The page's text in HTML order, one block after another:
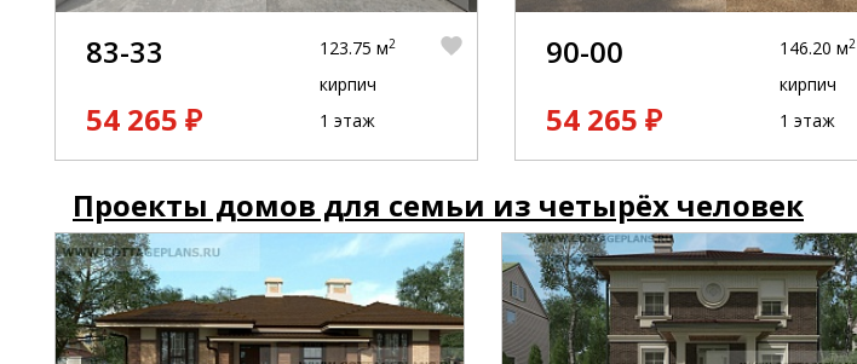
83-33
54 265 ₽
123.75 м2
кирпич
1 этаж
90-00
54 265 ₽
146.20 м2
кирпич
1 этаж
Проекты домов для семьи из четырёх человек